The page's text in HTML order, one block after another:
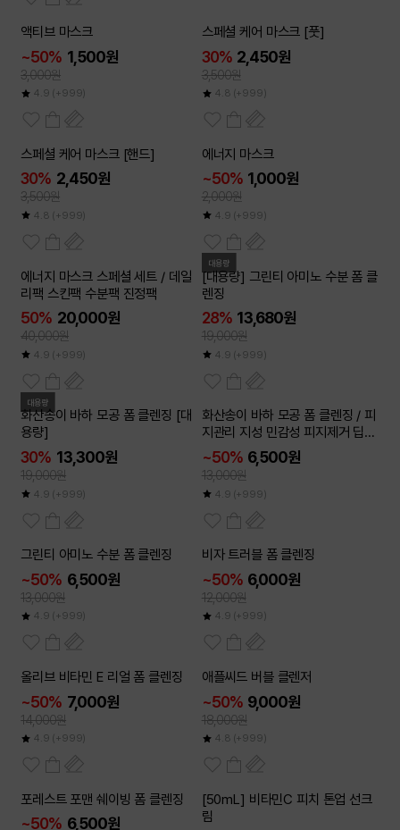
액티브 마스크
~50% 1,500원
3,000원
4.9 (+999)
스페셜 케어 마스크 [풋]
30% 2,450원
3,500원
4.8 (+999)
스페셜 케어 마스크 [핸드]
30% 2,450원
3,500원
4.8 (+999)
에너지 마스크
~50% 1,000원
2,000원
4.9 (+999)
에너지 마스크 스페셜 세트 / 데일
리팩 스킨팩 수분팩 진정팩
50% 20,000원
40,000원
4.9 (+999)
대용량
[대용량] 그린티 아미노 수분 폼 클
렌징
28% 13,680원
19,000원
4.9 (+999)
대용량
화산송이 바하 모공 폼 클렌징 [대
용량]
30% 13,300원
19,000원
4.9 (+999)
~50 %
화산송이 바하 모공 폼 클렌징 / 피
지관리 지성 민감성 피지제거 딥클
렌징
~50% 6,500원
13,000원
4.9 (+999)
~50
그린티 아미노 수분 폼 클렌징
~50% 6,500원
13,000원
4.9 (+999)
비자 트러블 폼 클렌징
~50% 6,000원
12,000원
4.9 (+999)
~50
올리브 비타민 E 리얼 폼 클렌징
~50% 7,000원
14,000원
4.9 (+999)
애플씨드 버블 클렌저
~50% 9,000원
18,000원
4.8 (+999)
~50
포레스트 포맨 쉐이빙 폼 클렌징
~50% 6,500원
~50%
[50mL] 비타민C 피치 톤업 선크
림